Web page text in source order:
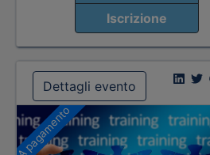
Iscrizione
Dettagli evento
A pagamento